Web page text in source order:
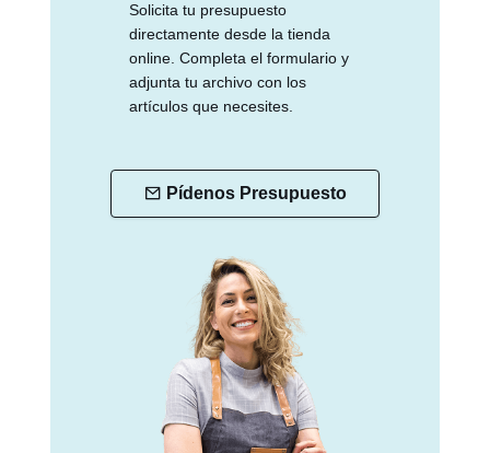
Solicita tu presupuesto
directamente desde la tienda
online. Completa el formulario y
adjunta tu archivo con los
artículos que necesites.
Pídenos Presupuesto